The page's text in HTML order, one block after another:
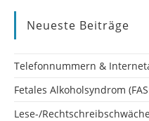
Neueste Beiträge
Telefonnummern &
Fetales Alkoholsyndrom
Lese-/Rechtschreibschwäche